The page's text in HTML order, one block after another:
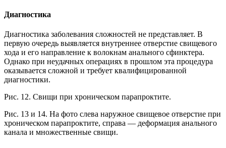
Диагностика
Диагностика заболевания сложностей не представляет. В
первую очередь выявляется внутреннее отверстие свищевого
хода и его направление к волокнам анального сфинктера.
Однако при неудачных операциях в прошлом эта процедура
оказывается сложной и требует квалифицированной
диагностики.
Рис. 12. Свищи при хроническом парапроктите.
Рис. 13 и 14. На фото слева наружное свищевое отверстие при
хроническом парапроктите, справа — деформация анального
канала и множественные свищи.